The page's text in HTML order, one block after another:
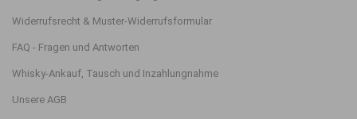
Widerrufsrecht & Muster-Widerrufsformular
FAQ - Fragen und Antworten
Whisky-Ankauf, Tausch und Inzahlungnahme
Unsere AGB